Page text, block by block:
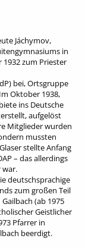
Jáchymov,
in
1932 zum Priester
bei, Ortsgruppe
Oktober 1938,
ins Deutsche
aufgelöst
Mitglieder wurden
mussten
stellte Anfang
– das allerdings
war.
deutschsprachige
zum großen Teil
(ab 1975
Geistlicher
Pfarrer in
beerdigt.